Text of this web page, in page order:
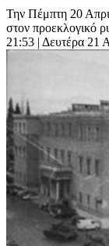
Την Πέμπτη 20
στον προεκλογικό
21:53 | Δευτέρα 21